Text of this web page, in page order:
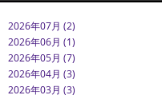
2026年07月 (2)
2026年06月 (1)
2026年05月 (7)
2026年04月 (3)
2026年03月 (3)